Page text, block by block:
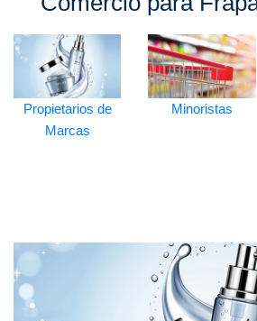
Propietarios de
Marcas
Minoristas